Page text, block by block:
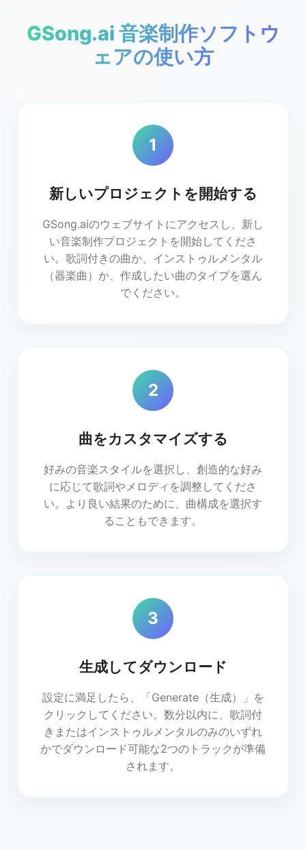
GSong.ai 音楽制作ソフトウ
ェアの使い方
1
新しいプロジェクトを開始する
GSong.aiのウェブサイトにアクセスし、新し
い音楽制作プロジェクトを開始してくださ
い。歌詞付きの曲か、インストゥルメンタル
（器楽曲）か、作成したい曲のタイプを選ん
でください。
2
曲をカスタマイズする
好みの音楽スタイルを選択し、創造的な好み
に応じて歌詞やメロディを調整してくださ
い。より良い結果のために、曲構成を選択す
ることもできます。
3
生成してダウンロード
設定に満足したら、「Generate（生成）」を
クリックしてください。数分以内に、歌詞付
きまたはインストゥルメンタルのみのいずれ
かでダウンロード可能な2つのトラックが準備
されます。